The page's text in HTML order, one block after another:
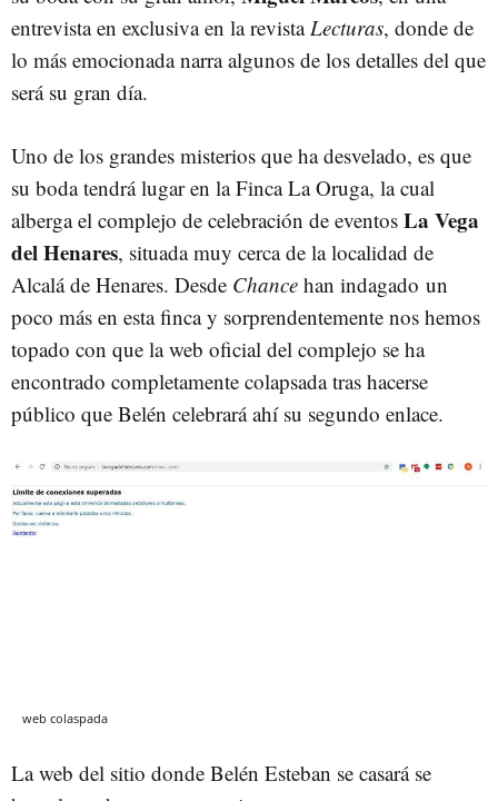
entrevista en exclusiva en la revistaLecturas, donde de
lo más emocionada narra algunos de los detalles del que
será su gran día.
Uno de los grandes misterios que ha desvelado, es que
su boda tendrá lugar en la Finca La Oruga, la cual
alberga el complejo de celebración de eventos La Vega
del Henares, situada muy cerca de la localidad de
Alcalá de Henares. Desde Chance han indagado un
poco más en esta finca y sorprendentemente nos hemos
topado con que la web oficial del complejo se ha
encontrado completamente colapsada tras hacerse
público que Belén celebrará ahí su segundo enlace.
web colaspada
La web del sitio donde Belén Esteban se casará se